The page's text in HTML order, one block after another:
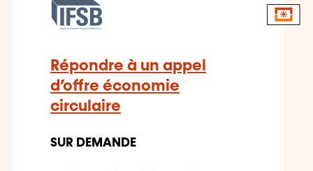
Répondre à un appel
d’offre économie
circulaire
SUR DEMANDE